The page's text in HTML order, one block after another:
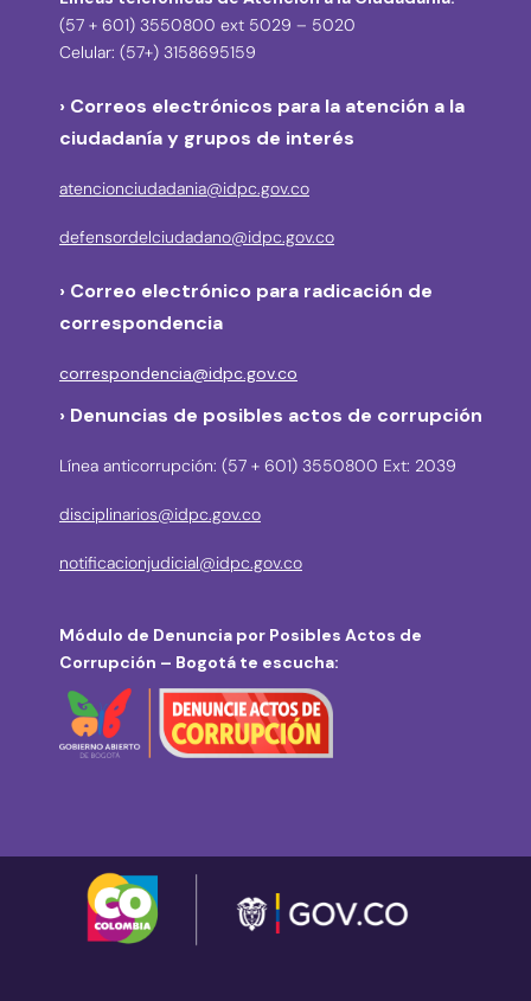
(57 + 601) 3550800 ext 5029 – 5020
Celular: (57+) 3158695159
› Correos electrónicos para la atención a la
ciudadanía y grupos de interés
atencionciudadania@idpc.gov.co
defensordelciudadano@idpc.gov.co
› Correo electrónico para radicación de
correspondencia
correspondencia@idpc.gov.co
› Denuncias de posibles actos de corrupción
Línea anticorrupción: (57 + 601) 3550800 Ext: 2039
disciplinarios@idpc.gov.co
notificacionjudicial@idpc.gov.co
Módulo de Denuncia por Posibles Actos de
Corrupción – Bogotá te escucha: